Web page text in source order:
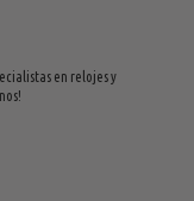
en relojes y